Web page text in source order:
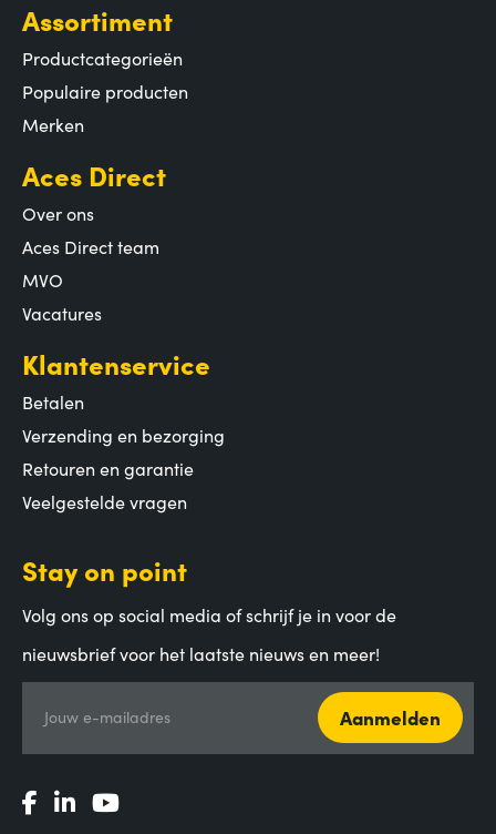
Assortiment
Productcategorieën
Populaire producten
Merken
Aces Direct
Over ons
Aces Direct team
MVO
Vacatures
Klantenservice
Betalen
Verzending en bezorging
Retouren en garantie
Veelgestelde vragen
Stay on point
Volg ons op social media of schrijf je in voor de
nieuwsbrief voor het laatste nieuws en meer!
Jouw e-mailadres Aanmelden